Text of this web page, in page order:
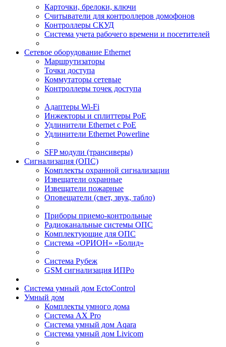
Карточки, брелоки, ключи
Считыватели для контроллеров домофонов
Контроллеры СКУД
Система учета рабочего времени и посетителей
Сетевое оборудование Ethernet
Маршрутизаторы
Точки доступа
Коммутаторы сетевые
Контроллеры точек доступа
Адаптеры Wi-Fi
Инжекторы и сплиттеры РоЕ
Удлинители Ethernet с PoE
Удлинители Ethernet Powerline
SFP модули (трансиверы)
Сигнализация (ОПС)
Комплекты охранной сигнализации
Извещатели охранные
Извещатели пожарные
Оповещатели (свет, звук, табло)
Приборы приемо-контрольные
Радиоканальные системы ОПС
Комплектующие для ОПС
Система «ОРИОН» «Болид»
Система Рубеж
GSM сигнализация ИПРо
Система умный дом EctoControl
Умный дом
Комплекты умного дома
Система AX Pro
Система умный дом Aqara
Система умный дом Livicom